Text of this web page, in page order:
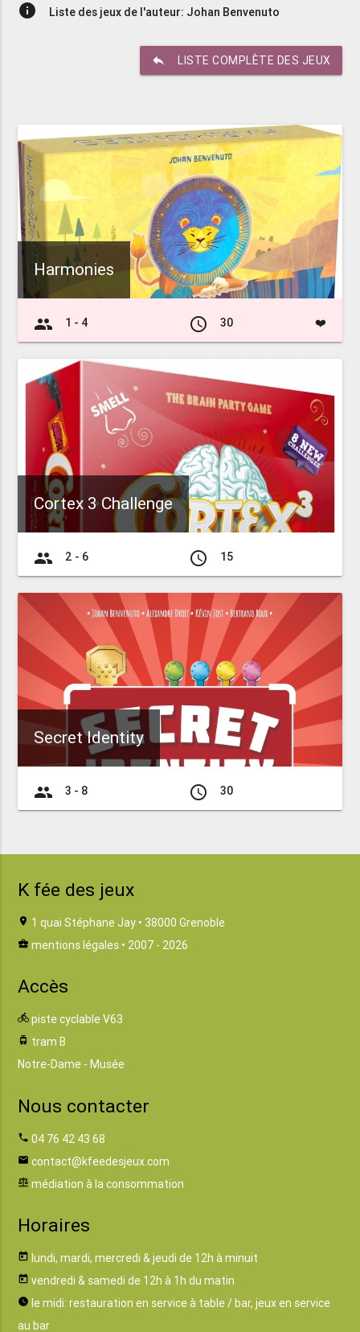
info Liste des jeux de l'auteur: Johan Benvenuto
reply LISTE COMPLÈTE DES JEUX
Harmonies
group 1 - 4 access_time 30 ❤️
Cortex 3 Challenge
group 2 - 6 access_time 15
Secret Identity
group 3 - 8 access_time 30
K fée des jeux
location_on 1 quai Stéphane Jay • 38000 Grenoble
business_center mentions légales • 2007 - 2026
Accès
directions_bike piste cyclable V63
tram tram B
Notre-Dame - Musée
Nous contacter
phone 04 76 42 43 68
email contact@kfeedesjeux.com
balance médiation à la consommation
Horaires
today lundi, mardi, mercredi & jeudi de 12h à minuit
today vendredi & samedi de 12h à 1h du matin
watch_later le midi: restauration en service à table / bar, jeux en service
au bar